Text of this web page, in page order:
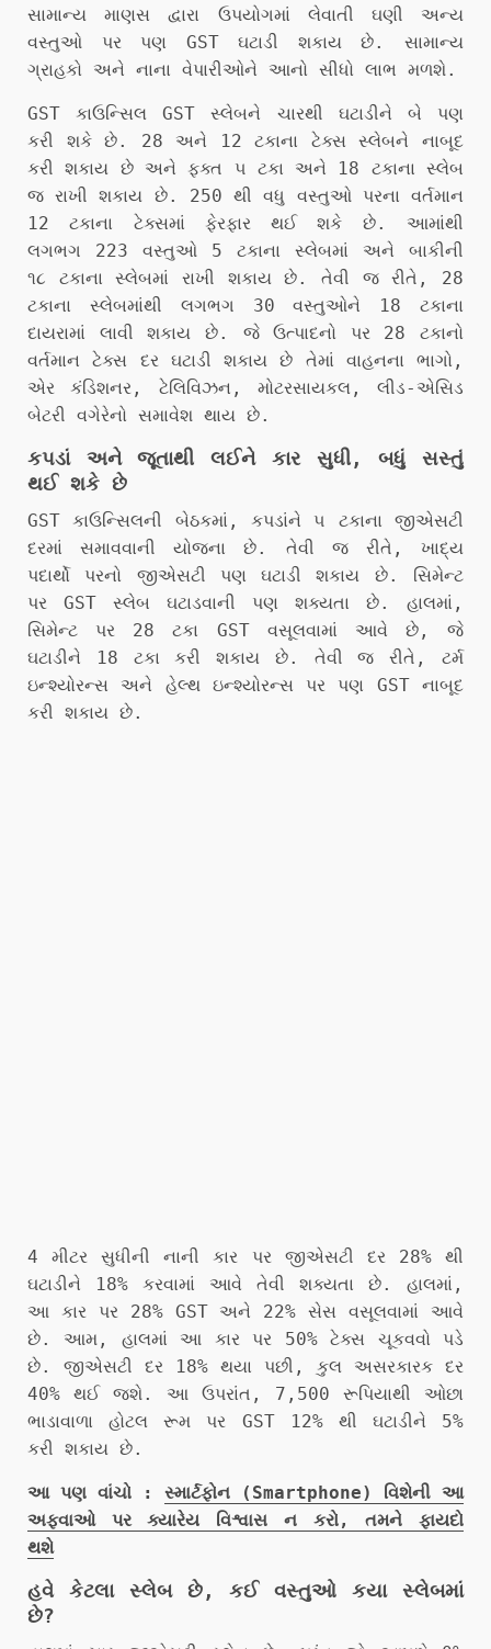
સામાન્ય માણસ દ્વારા ઉપયોગમાં લેવાતી ઘણી અન્ય
વસ્તુઓ પર પણ GST ઘટાડી શકાય છે. સામાન્ય
ગ્રાહકો અને નાના વેપારીઓને આનો સીધો લાભ મળશે.
GST કાઉન્સિલ GST સ્લેબને ચારથી ઘટાડીને બે પણ
કરી શકે છે. 28 અને 12 ટકાના ટેક્સ સ્લેબને નાબૂદ
કરી શકાય છે અને ફક્ત ૫ ટકા અને 18 ટકાના સ્લેબ
જ રાખી શકાય છે. 250 થી વધુ વસ્તુઓ પરના વર્તમાન
12 ટકાના ટેક્સમાં ફેરફાર થઈ શકે છે. આમાંથી
લગભગ 223 વસ્તુઓ 5 ટકાના સ્લેબમાં અને બાકીની
૧૮ ટકાના સ્લેબમાં રાખી શકાય છે. તેવી જ રીતે, 28
ટકાના સ્લેબમાંથી લગભગ 30 વસ્તુઓને 18 ટકાના
દાયરામાં લાવી શકાય છે. જે ઉત્પાદનો પર 28 ટકાનો
વર્તમાન ટેક્સ દર ઘટાડી શકાય છે તેમાં વાહનના ભાગો,
એર કંડિશનર, ટેલિવિઝન, મોટરસાયકલ, લીડ-એસિડ
બેટરી વગેરેનો સમાવેશ થાય છે.
કપડાં અને જૂતાથી લઈને કાર સુધી, બધું સસ્તું
થઈ શકે છે
GST કાઉન્સિલની બેઠકમાં, કપડાંને ૫ ટકાના જીએસટી
દરમાં સમાવવાની યોજના છે. તેવી જ રીતે, ખાદ્ય
પદાર્થો પરનો જીએસટી પણ ઘટાડી શકાય છે. સિમેન્ટ
પર GST સ્લેબ ઘટાડવાની પણ શક્યતા છે. હાલમાં,
સિમેન્ટ પર 28 ટકા GST વસૂલવામાં આવે છે, જે
ઘટાડીને 18 ટકા કરી શકાય છે. તેવી જ રીતે, ટર્મ
ઇન્શ્યોરન્સ અને હેલ્થ ઇન્શ્યોરન્સ પર પણ GST નાબૂદ
કરી શકાય છે.
4 મીટર સુધીની નાની કાર પર જીએસટી દર 28% થી
ઘટાડીને 18% કરવામાં આવે તેવી શક્યતા છે. હાલમાં,
આ કાર પર 28% GST અને 22% સેસ વસૂલવામાં આવે
છે. આમ, હાલમાં આ કાર પર 50% ટેક્સ ચૂકવવો પડે
છે. જીએસટી દર 18% થયા પછી, કુલ અસરકારક દર
40% થઈ જશે. આ ઉપરાંત, 7,500 રૂપિયાથી ઓછા
ભાડાવાળા હોટલ રૂમ પર GST 12% થી ઘટાડીને 5%
કરી શકાય છે.
આ પણ વાંચો : સ્માર્ટફોન (Smartphone) વિશેની આ
અફવાઓ પર ક્યારેય વિશ્વાસ ન કરો, તમને ફાયદો
થશે
હવે કેટલા સ્લેબ છે, કઈ વસ્તુઓ કયા સ્લેબમાં
છે?